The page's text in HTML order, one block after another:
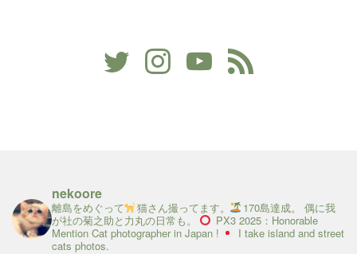
nekoore
離島をめぐって 猫さん撮ってます。 170島達成。
偶に我
が社の菊之助と力丸の日常も。
PX3 2025：Honorable
Mention Cat photographer in Japan !
I take island and street
cats photos.